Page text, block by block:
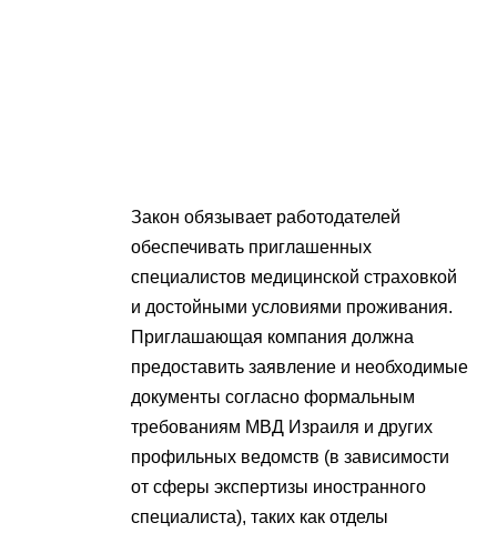
Закон обязывает работодателей
обеспечивать приглашенных
специалистов медицинской страховкой
и достойными условиями проживания.
Приглашающая компания должна
предоставить заявление и необходимые
документы согласно формальным
требованиям МВД Израиля и других
профильных ведомств (в зависимости
от сферы экспертизы иностранного
специалиста), таких как отделы